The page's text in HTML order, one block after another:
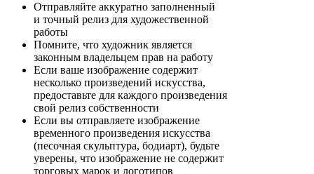
Отправляйте аккуратно заполненный
и точный релиз для художественной
работы
Помните, что художник является
законным владельцем прав на работу
Если ваше изображение содержит
несколько произведений искусства,
предоставьте для каждого произведения
свой релиз собственности
Если вы отправляете изображение
временного произведения искусства
(песочная скульптура, бодиарт), будьте
уверены, что изображение не содержит
торговых марок и логотипов